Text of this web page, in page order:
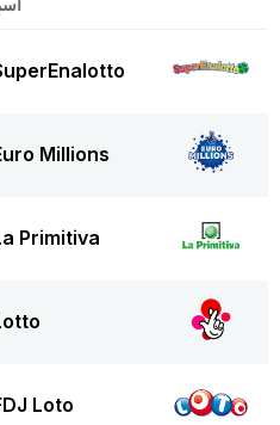
اسم
SuperEnalotto
Euro Millions
La Primitiva
Lotto
FDJ Loto